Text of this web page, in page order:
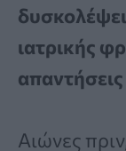
ιατρικής
Αιώνες